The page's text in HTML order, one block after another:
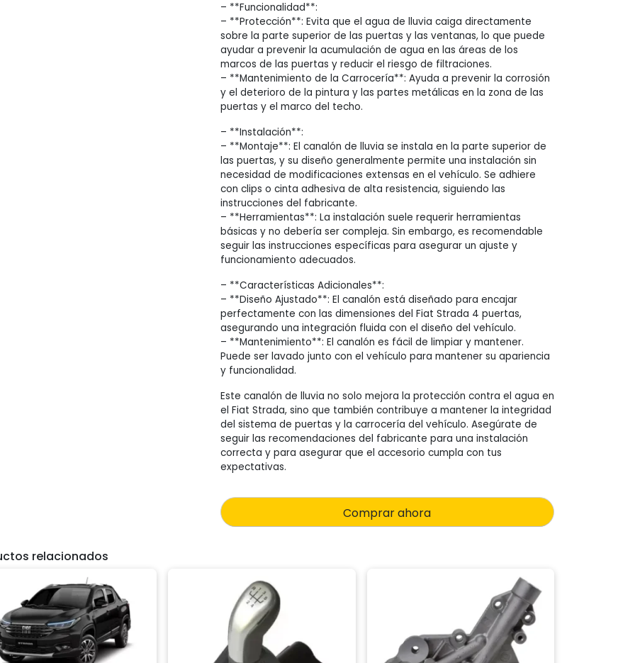
– **Funcionalidad**:
– **Protección**: Evita que el agua de lluvia caiga directamente
sobre la parte superior de las puertas y las ventanas, lo que puede
ayudar a prevenir la acumulación de agua en las áreas de los
marcos de las puertas y reducir el riesgo de filtraciones.
– **Mantenimiento de la Carrocería**: Ayuda a prevenir la corrosión
y el deterioro de la pintura y las partes metálicas en la zona de las
puertas y el marco del techo.
– **Instalación**:
– **Montaje**: El canalón de lluvia se instala en la parte superior de
las puertas, y su diseño generalmente permite una instalación sin
necesidad de modificaciones extensas en el vehículo. Se adhiere
con clips o cinta adhesiva de alta resistencia, siguiendo las
instrucciones del fabricante.
– **Herramientas**: La instalación suele requerir herramientas
básicas y no debería ser compleja. Sin embargo, es recomendable
seguir las instrucciones específicas para asegurar un ajuste y
funcionamiento adecuados.
– **Características Adicionales**:
– **Diseño Ajustado**: El canalón está diseñado para encajar
perfectamente con las dimensiones del Fiat Strada 4 puertas,
asegurando una integración fluida con el diseño del vehículo.
– **Mantenimiento**: El canalón es fácil de limpiar y mantener.
Puede ser lavado junto con el vehículo para mantener su apariencia
y funcionalidad.
Este canalón de lluvia no solo mejora la protección contra el agua en
el Fiat Strada, sino que también contribuye a mantener la integridad
del sistema de puertas y la carrocería del vehículo. Asegúrate de
seguir las recomendaciones del fabricante para una instalación
correcta y para asegurar que el accesorio cumpla con tus
expectativas.
Comprar ahora
relacionados